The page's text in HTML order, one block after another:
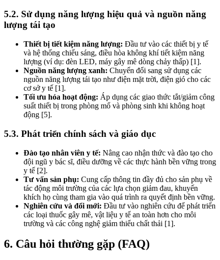
5.2. Sử dụng năng lượng hiệu quả và nguồn năng
lượng tái tạo
Thiết bị tiết kiệm năng lượng: Đầu tư vào các thiết bị y tế
và hệ thống chiếu sáng, điều hòa không khí tiết kiệm năng
lượng (ví dụ: đèn LED, máy gây mê dòng chảy thấp) [1].
Nguồn năng lượng xanh: Chuyển đổi sang sử dụng các
nguồn năng lượng tái tạo như điện mặt trời, điện gió cho các
cơ sở y tế [1].
Tối ưu hóa hoạt động: Áp dụng các giao thức tắt/giảm công
suất thiết bị trong phòng mổ và phòng sinh khi không hoạt
động [5].
5.3. Phát triển chính sách và giáo dục
Đào tạo nhân viên y tế: Nâng cao nhận thức và đào tạo cho
đội ngũ y bác sĩ, điều dưỡng về các thực hành bền vững trong
y tế [2].
Tư vấn sản phụ: Cung cấp thông tin đầy đủ cho sản phụ về
tác động môi trường của các lựa chọn giảm đau, khuyến
khích họ cùng tham gia vào quá trình ra quyết định bền vững.
Nghiên cứu và đổi mới: Đầu tư vào nghiên cứu để phát triển
các loại thuốc gây mê, vật liệu y tế an toàn hơn cho môi
trường và các công nghệ giảm thiểu chất thải [1].
6. Câu hỏi thường gặp (FAQ)